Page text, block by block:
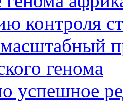
контроля
генома
успешное